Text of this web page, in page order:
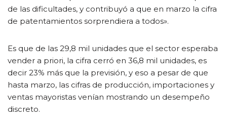
de las dificultades, y contribuyó a que en marzo la cifra
de patentamientos sorprendiera a todos».
Es que de las 29,8 mil unidades que el sector esperaba
vender a priori, la cifra cerró en 36,8 mil unidades, es
decir 23% más que la previsión, y eso a pesar de que
hasta marzo, las cifras de producción, importaciones y
ventas mayoristas venían mostrando un desempeño
discreto.